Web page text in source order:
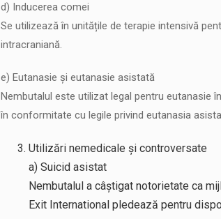
d) Inducerea comei
Se utilizează în unitățile de terapie intensivă
intracraniană.
e) Eutanasie și eutanasie asistată
Nembutalul este utilizat legal pentru eutanasie
în conformitate cu legile privind eutanasia
Utilizări nemedicale și controversate
a) Suicid asistat
Nembutalul a câștigat notorietate ca
Exit International pledează pentru